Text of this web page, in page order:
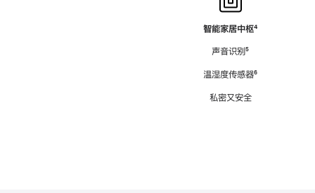
智能家居中枢脚
⁴
声音识别脚
⁵
温湿度传感器脚
⁶
私密又安全